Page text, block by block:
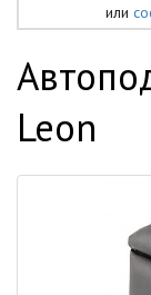
или
Leon